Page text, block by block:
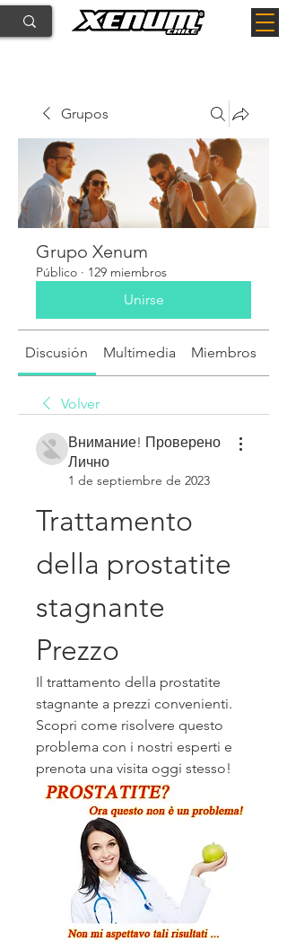
Grupos
Grupo Xenum
Público · 129 miembros
Unirse
Discusión Multimedia Miembros
Volver
Внимание! Проверено
Лично
1 de septiembre de 2023
Trattamento
della prostatite
stagnante
Prezzo
Il trattamento della prostatite
stagnante a prezzi convenienti.
Scopri come risolvere questo
problema con i nostri esperti e
prenota una visita oggi stesso!